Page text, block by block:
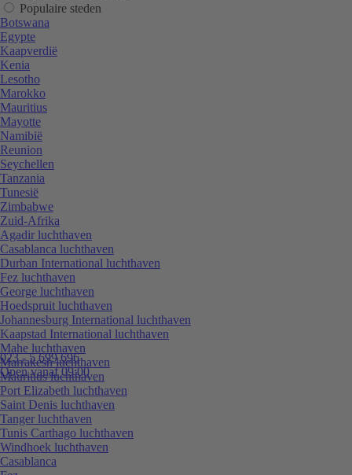
023 - 5 699 696
Open vanaf 09:00
Populaire steden
Botswana
Egypte
Kaapverdië
Kenia
Lesotho
Marokko
Mauritius
Mayotte
Namibië
Reunion
Seychellen
Tanzania
Tunesië
Zimbabwe
Zuid-Afrika
Agadir luchthaven
Casablanca luchthaven
Durban International luchthaven
Fez luchthaven
George luchthaven
Hoedspruit luchthaven
Johannesburg International luchthaven
Kaapstad International luchthaven
Mahe luchthaven
Marrakesh luchthaven
Mauritius luchthaven
Port Elizabeth luchthaven
Saint Denis luchthaven
Tanger luchthaven
Tunis Carthago luchthaven
Windhoek luchthaven
Casablanca